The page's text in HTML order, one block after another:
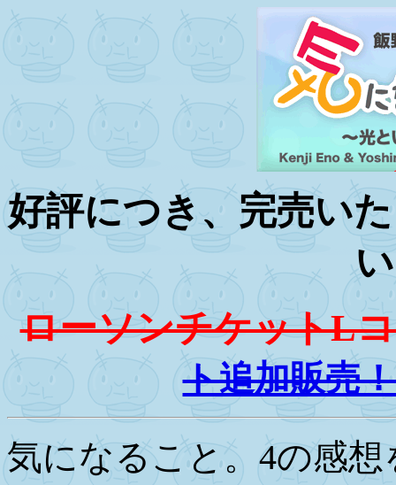
好評につき、完売い
ローソンチケットL
ト追加販売
気になること。4の感